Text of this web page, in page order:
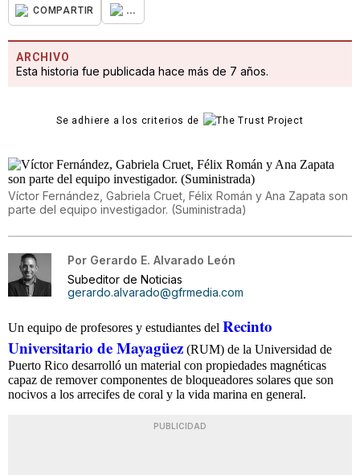
COMPARTIR ...
ARCHIVO
Esta historia fue publicada hace más de 7 años.
Se adhiere a los criterios de
Víctor Fernández, Gabriela Cruet, Félix Román y Ana Zapata son
parte del equipo investigador. (Suministrada)
Por Gerardo E. Alvarado León
Subeditor de Noticias
gerardo.alvarado@gfrmedia.com
Un equipo de profesores y estudiantes del Recinto
Universitario de Mayagüez (RUM) de la Universidad de
Puerto Rico desarrolló un material con propiedades magnéticas
capaz de remover componentes de bloqueadores solares que son
nocivos a los arrecifes de coral y la vida marina en general.
PUBLICIDAD